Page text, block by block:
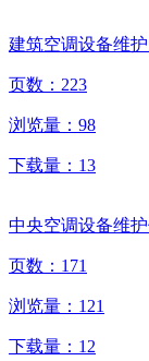
建筑空调设备维
页数： 223
浏览量： 98
下载量： 13
中央空调设备维
页数： 171
浏览量： 121
下载量： 12